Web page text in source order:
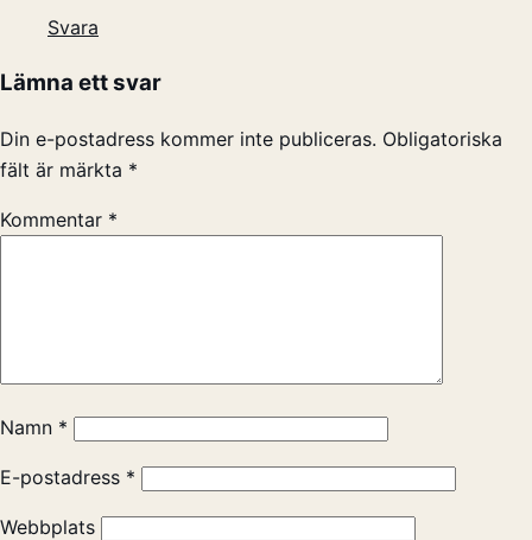
Svara
Lämna ett svar
Din e-postadress kommer inte publiceras. Obligatoriska
fält är märkta *
Kommentar *
Namn *
E-postadress *
Webbplats